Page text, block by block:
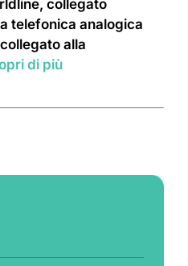
collegato
telefonica analogica
alla
di più